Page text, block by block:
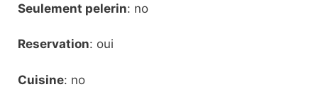
Seulement pelerin: no
Reservation: oui
Cuisine: no